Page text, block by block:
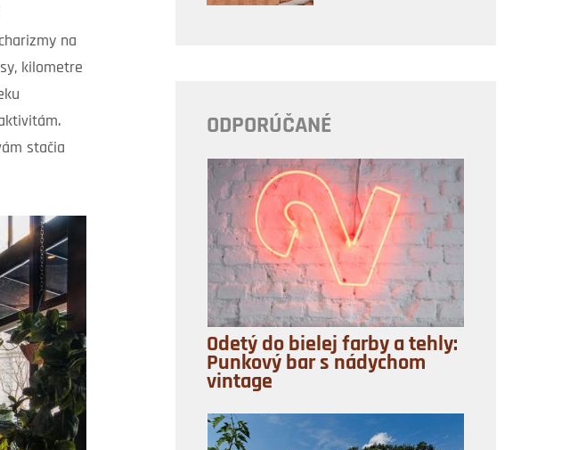
na
kilometre
stačia
ODPORÚČANÉ
Odetý do bielej farby a tehly:
Punkový bar s nádychom
vintage